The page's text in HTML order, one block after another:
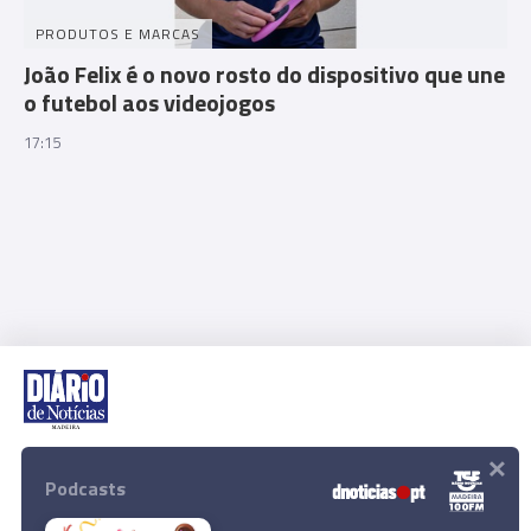
PRODUTOS E MARCAS
João Felix é o novo rosto do dispositivo que une
o futebol aos videojogos
17:15
Rua Dr. Fernão de Ornelas, 56 - 3º
291 202 300
Podcasts ×